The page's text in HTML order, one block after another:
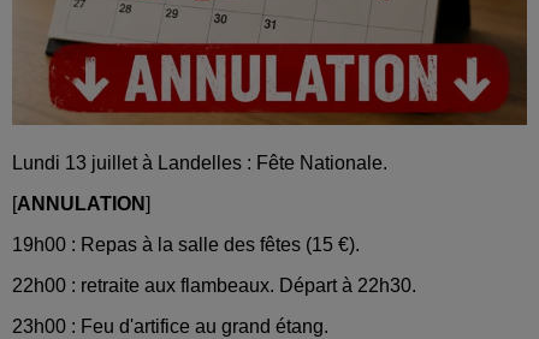
Lundi 13 juillet à Landelles : Fête Nationale.
[ANNULATION]
19h00 : Repas à la salle des fêtes (15 €).
22h00 : retraite aux flambeaux. Départ à 22h30.
23h00 : Feu d'artifice au grand étang.